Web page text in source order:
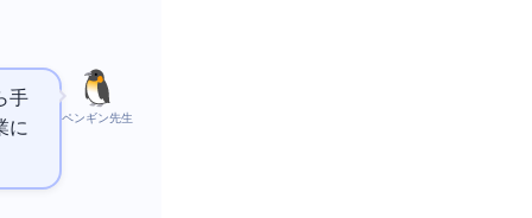
ペンギン先生
手
に